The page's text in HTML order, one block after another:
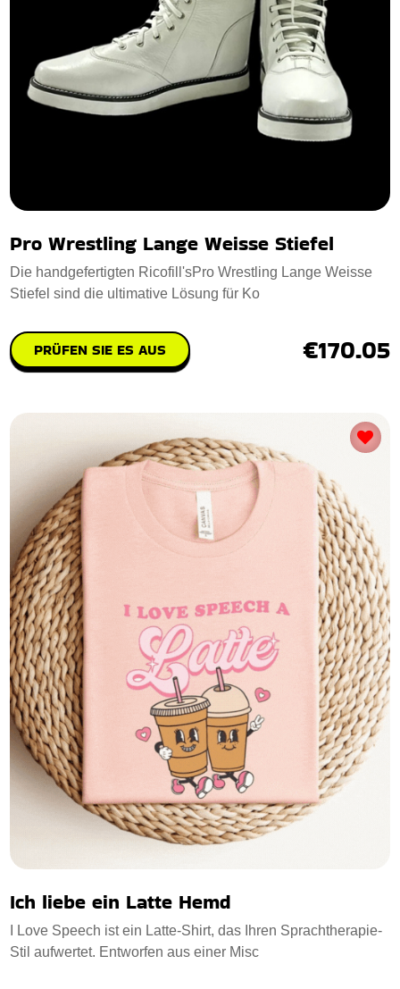
Pro Wrestling Lange Weisse Stiefel
Die handgefertigten Ricofill'sPro Wrestling Lange Weisse
Stiefel sind die ultimative Lösung für Ko
PRÜFEN SIE ES AUS €170.05
Ich liebe ein Latte Hemd
I Love Speech ist ein Latte-Shirt, das Ihren Sprachtherapie-
Stil aufwertet. Entworfen aus einer Misc